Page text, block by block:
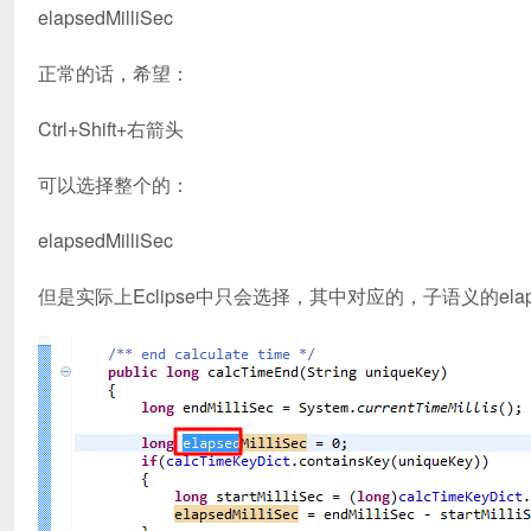
elapsedMilliSec
正常的话，希望：
Ctrl+Shift+右箭头
可以选择整个的：
elapsedMilliSec
但是实际上Eclipse中只会选择，其中对应的，子语义的